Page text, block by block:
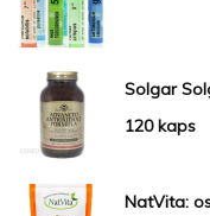
Solgar
120 kaps
NatVita: